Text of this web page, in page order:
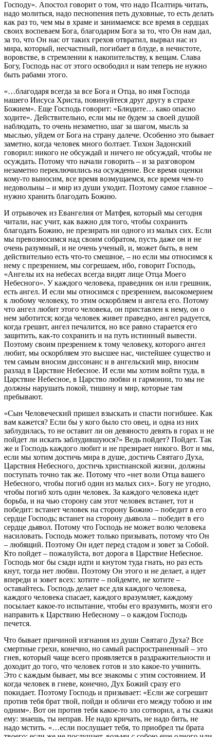
Господу». Апостол говорит о том, что надо Псалтирь читать,
надо молиться, надо песнопения петь духовные, то есть делать
как раз то, чем мы в храме и занимаемся: все время в сердцах
своих воспеваем Бога, благодарим Бога за то, что Он нам дал,
за то, что Он нас от таких грехов отвратил, вырвал нас из
мира, который, несчастный, погибает в блуде, в нечистоте,
воровстве, в стремлении к накопительству, к вещам. Слава
Богу, Господь нас от этого освободил и нам теперь не нужно
быть рабами этого.
«…благодаря всегда за все Бога и Отца, во имя Господа
нашего Иисуса Христа, повинуйтеся друг другу в страхе
Божием». Еще Господь говорит: «Блюдите… како опасно
ходите». Действительно, если мы не будем за своей душой
наблюдать, то очень незаметно, шаг за шагом, мысль за
мыслью, уйдем от Бога на страну далече. Особенно это бывает
заметно, когда человек много болтает. Тихон Задонский
говорил: никого не обсуждай и ничего не обсуждай, чтобы не
осуждать. Потому что начали говорить – и за разговором
незаметно переключились на осуждение. Все время оценки
кому-то выносим, все время возмущаемся, все время чем-то
недовольны – и мир из души уходит. Поэтому самое главное –
нужно хранить благодать Божию.
И отрывочек из Евангелия от Матфея, который мы сегодня
читали, нас учит, как важно для того, чтобы сохранить
благодать Божию, не презирать ни одного из малых сих. Если
мы превозносимся над своим собратом, пусть даже он и не
очень разумный, и не очень ученый, и, может быть, в нем
действительно есть что-то смешное, – но если мы относимся к
нему с презрением, мы согрешаем, ибо, говорит Господь,
«Ангелы их на небесах всегда видят лице Отца Моего
Небесного». У каждого человека, праведник он или грешник,
есть ангел. И если мы относимся с презрением, высокомерием
к любому человеку, то этим оскорбляем и ангела его. Потому
что ангел любит этого человека, он приставлен к нему, он о
нем заботится; когда человек живет праведно, ангел радуется,
когда грешит, ангел печалится, но все равно старается его
защитить, как-то сохранить и на путь истинный вывести.
Поэтому своим презрением к тому человеку, которого ангел
любит, мы оскорбляем это высшее нас, чистейшее существо и
тем самым вносим диссонанс и в ангельский мир, вносим
разлад в Царствие Небесное. И если мы хотим войти туда, в
Царствие Небесное, в Царство любви и гармонии, то мы не
должны нарушать покой, тишину и мир, которые там
пребывают.
«Сын Человеческий пришел взыскать и спасти погибшее. Как
вам кажется? Если бы у кого было сто овец, и одна из них
заблудилась, то не оставит ли он девяносто девять в горах и не
пойдет ли искать заблудившуюся?» Ведь пойдет? Пойдет. Так
же и Господь каждого любит и не презирает никого. Вот и мы,
если мы хотим достичь мира в душе, достичь Святаго Духа,
Царствия Небесного, достичь христианской жизни, должны
поступать точно так же. Потому что «нет воли Отца вашего
Небесного, чтобы погиб один из малых сих». Богу не угодно,
чтобы погиб хоть один человек. За каждого человека идет
борьба, и на чью сторону сам этот человек встанет, тот и
победит: встанет человек на сторону Божию – победит в его
сердце Господь; встанет на сторону дьявола – победит в его
сердце дьявол. Потому что Господь не может волю человека
насиловать. Господь может только призывать, потому что Он
– любящий. Поэтому Он идет перед стадом и зовет за Собой.
Кто пойдет – пожалуйста, вот дорога в Царствие Небесное.
Господь мог бы сзади идти и кнутом туда гнать, но раз есть
кнут, тогда нет любви. Поэтому Он этого и не делает, а идет
впереди и зовет всех: хотите – пойдемте, не хотите –
оставайтесь. Господь делает все для каждого человека,
каждого человека спасает, каждого вразумляет, каждому
посылает какое-то испытание, чтобы его вразумить, мозги его
направить к Царствию Небесному – о каждом Господь
печется.
Что бывает причиной изгнания из души Святаго Духа? Все
смертные грехи, конечно, но самый распространенный – это
гнев, который чаще всего проявляется в раздражительности и
доходит до того, что человек готов и зло какое-то учинить.
Это с каждым бывает, мы все знакомы с этим состоянием. И
когда человек в гневе, конечно, Дух Божий сразу его
покидает. Поэтому Господь и призывает: «Если же согрешит
против тебя брат твой, пойди и обличи его между тобою и им
одним». Вот он против тебя какое-то зло сотворил, а ты скажи
ему: знаешь, ты неправ. Не надо кричать, не надо бить, не
надо мстить. «…если послушает тебя, то приобрел ты брата